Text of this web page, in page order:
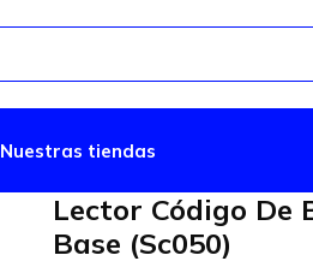
Nuestras tiendas
Lector Código De
Base (Sc050)